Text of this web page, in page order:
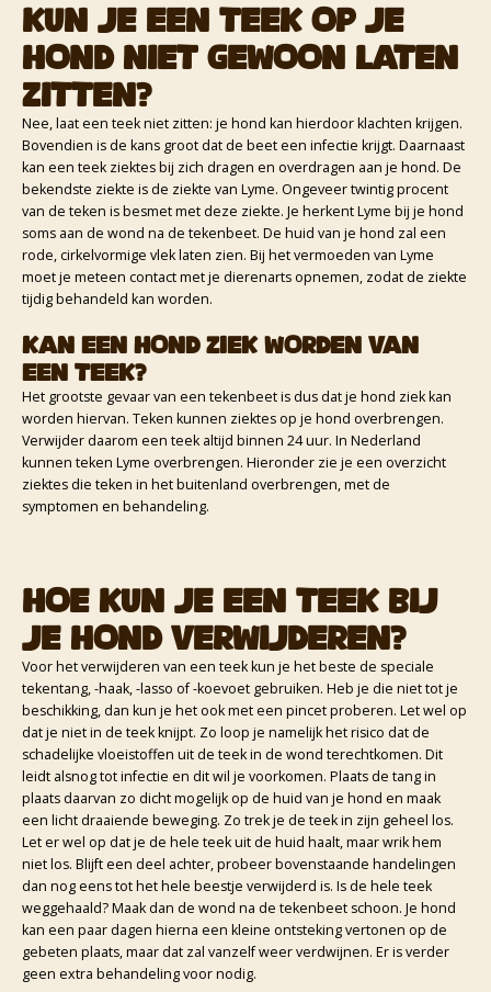
Kun je een teek op je
hond niet gewoon laten
zitten?
Nee, laat een teek niet zitten: je hond kan hierdoor klachten krijgen.
Bovendien is de kans groot dat de beet een infectie krijgt. Daarnaast
kan een teek ziektes bij zich dragen en overdragen aan je hond. De
bekendste ziekte is de ziekte van Lyme. Ongeveer twintig procent
van de teken is besmet met deze ziekte. Je herkent Lyme bij je hond
soms aan de wond na de tekenbeet. De huid van je hond zal een
rode, cirkelvormige vlek laten zien. Bij het vermoeden van Lyme
moet je meteen contact met je dierenarts opnemen, zodat de ziekte
tijdig behandeld kan worden.
Kan een hond ziek worden van
een teek?
Het grootste gevaar van een tekenbeet is dus dat je hond ziek kan
worden hiervan. Teken kunnen ziektes op je hond overbrengen.
Verwijder daarom een teek altijd binnen 24 uur. In Nederland
kunnen teken Lyme overbrengen. Hieronder zie je een overzicht
ziektes die teken in het buitenland overbrengen, met de
symptomen en behandeling.
Hoe kun je een teek bij
je hond verwijderen?
Voor het verwijderen van een teek kun je het beste de speciale
tekentang, -haak, -lasso of -koevoet gebruiken. Heb je die niet tot je
beschikking, dan kun je het ook met een pincet proberen. Let wel op
dat je niet in de teek knijpt. Zo loop je namelijk het risico dat de
schadelijke vloeistoffen uit de teek in de wond terechtkomen. Dit
leidt alsnog tot infectie en dit wil je voorkomen. Plaats de tang in
plaats daarvan zo dicht mogelijk op de huid van je hond en maak
een licht draaiende beweging. Zo trek je de teek in zijn geheel los.
Let er wel op dat je de hele teek uit de huid haalt, maar wrik hem
niet los. Blijft een deel achter, probeer bovenstaande handelingen
dan nog eens tot het hele beestje verwijderd is. Is de hele teek
weggehaald? Maak dan de wond na de tekenbeet schoon. Je hond
kan een paar dagen hierna een kleine ontsteking vertonen op de
gebeten plaats, maar dat zal vanzelf weer verdwijnen. Er is verder
geen extra behandeling voor nodig.